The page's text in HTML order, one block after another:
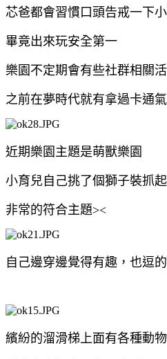
芯爸都會習慣口頭告戒一下
畢竟出來玩安全第一
樂園不定期會有些社群相關
之前在夢時代就有拿過卡通
近期樂園主題是萌獸樂園
小育兒自己挑了個獅子裝抓
非常的符合主題><
自己邊穿邊覺得有趣，也逗
繽紛的溜滑梯上面有各種動